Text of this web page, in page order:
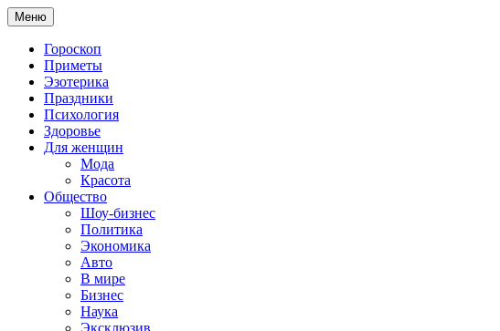
Меню
Гороскоп
Приметы
Эзотерика
Праздники
Психология
Здоровье
Для женщин
Мода
Красота
Общество
Шоу-бизнес
Политика
Экономика
Авто
В мире
Бизнес
Наука
Эксклюзив